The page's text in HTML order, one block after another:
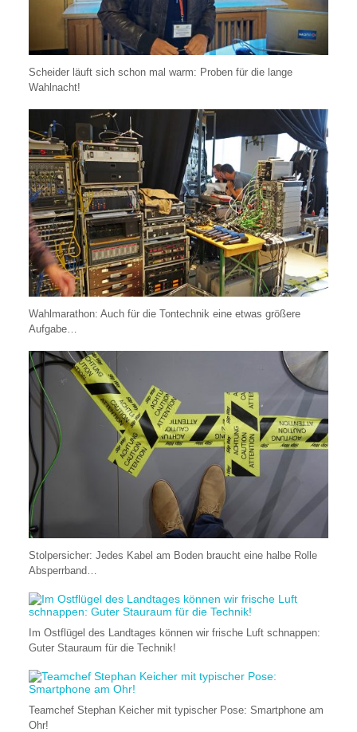
Scheider läuft sich schon mal warm: Proben für die lange
Wahlnacht!
Wahlmarathon: Auch für die Tontechnik eine etwas größere
Aufgabe…
Stolpersicher: Jedes Kabel am Boden braucht eine halbe Rolle
Absperrband…
Im Ostflügel des Landtages können wir frische Luft schnappen:
Guter Stauraum für die Technik!
Teamchef Stephan Keicher mit typischer Pose: Smartphone am
Ohr!